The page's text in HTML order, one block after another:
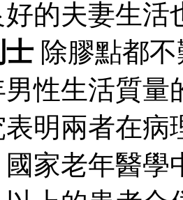
的夫妻生
士 除膠點都
性生活質量
明兩者在
家老年醫學